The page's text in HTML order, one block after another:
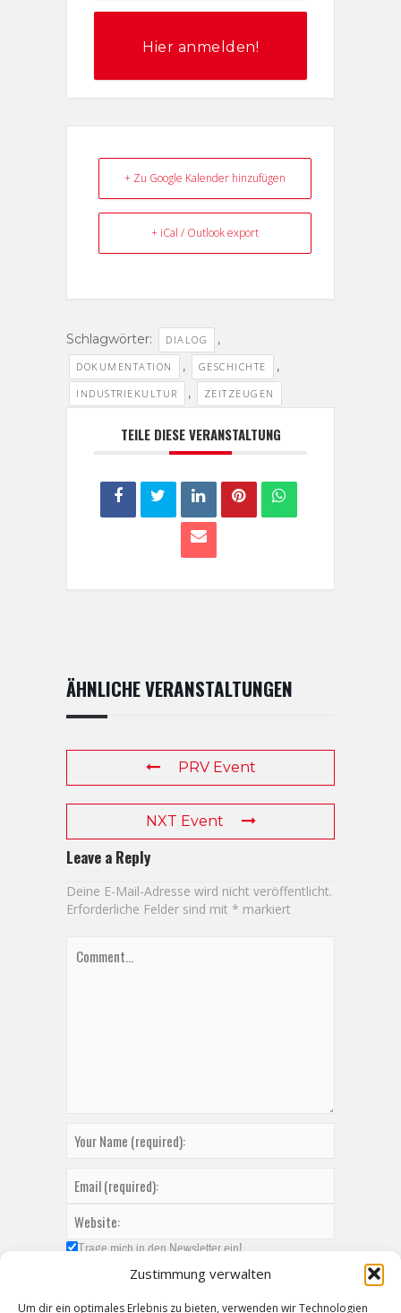
Zustimmung verwalten
Um dir ein optimales Erlebnis zu bieten, verwenden wir Technologien
Hier anmelden!
+ Zu Google Kalender hinzufügen
+ iCal / Outlook export
Schlagwörter: DIALOG ,
DOKUMENTATION , GESCHICHTE ,
INDUSTRIEKULTUR , ZEITZEUGEN
TEILE DIESE VERANSTALTUNG
ÄHNLICHE VERANSTALTUNGEN
PRV Event
NXT Event
Leave a Reply
Deine E-Mail-Adresse wird nicht veröffentlicht.
Erforderliche Felder sind mit * markiert
Trage mich in den Newsletter ein!